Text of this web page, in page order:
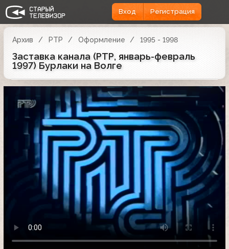
Вход Регистрация
Архив РТР Оформление 1995 - 1998
Заставка канала (РТР, январь-февраль
1997) Бурлаки на Волге